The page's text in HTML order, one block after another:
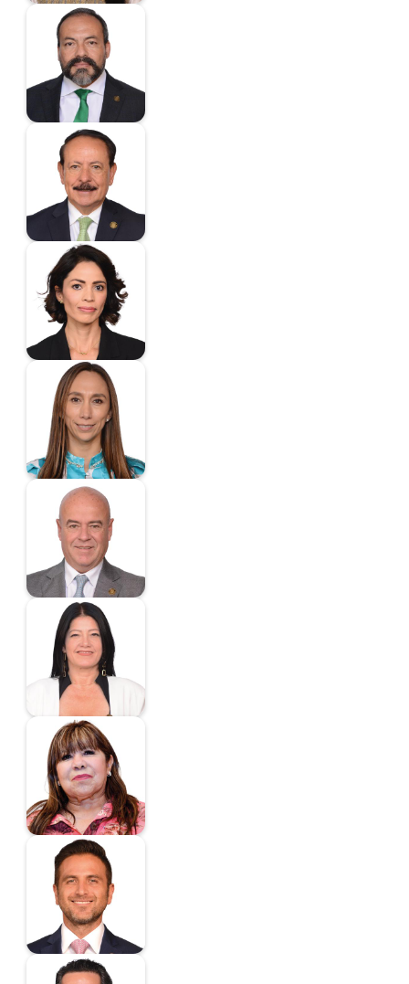
Delgado Carrillo
Felipe Miguel
Diputado
Durán Reveles José
Luis
Diputado
Espino Suárez Mayra
Diputada
Fernández Cruz
Nayeli Arlen
Diputada
Fernández Martínez
José Luis
Diputado
Fonseca Galicia Celia
Esther
Diputada
Gaitán Díaz María
Graciela
Diputada
Gali López José
Antonio
Diputado
Gallardo García